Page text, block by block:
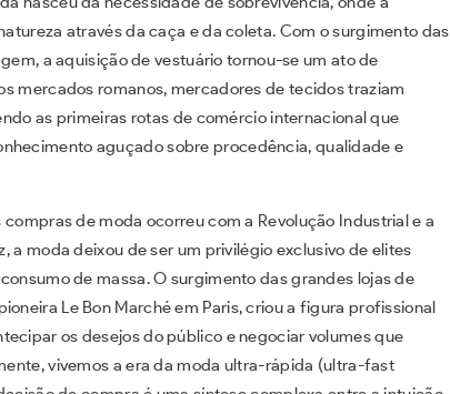
através da caça e da coleta. Com o surgimento das
a aquisição de vestuário tornou-se um ato de
mercados romanos, mercadores de tecidos traziam
as primeiras rotas de comércio internacional que
aguçado sobre procedência, qualidade e
de moda ocorreu com a Revolução Industrial e a
a moda deixou de ser um privilégio exclusivo de elites
de massa. O surgimento das grandes lojas de
Le Bon Marché em Paris, criou a figura profissional
os desejos do público e negociar volumes que
vivemos a era da moda ultra-rápida (ultra-fast